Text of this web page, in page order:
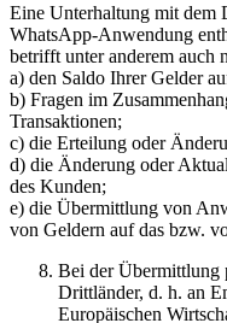
Eine Unterhaltung mit dem
WhatsApp-Anwendung
betrifft unter anderem auch
a) den Saldo Ihrer Gelder
b) Fragen im
Transaktionen;
c) die Erteilung oder
d) die Änderung oder
des Kunden;
e) die Übermittlung von
von Geldern auf das bzw.
Bei der Übermittlung
Drittländer, d. h. an
Europäischen